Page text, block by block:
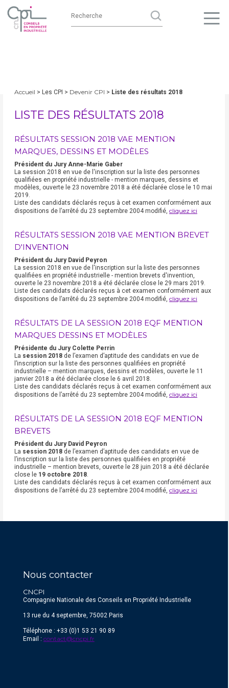
Accueil > Les CPI > Devenir CPI > Liste des résultats 2018
LISTE DES RÉSULTATS 2018
RÉSULTATS SESSION 2018 VAE MENTION
MARQUES, DESSINS ET MODÈLES
Président du Jury Anne-Marie Gaber
La session 2018 en vue de l'inscription sur la liste des personnes
qualifiées en propriété industrielle - mention marques, dessins et
modèles, ouverte le 23 novembre 2018 a été déclarée close le 10 mai
2019.
Liste des candidats déclarés reçus à cet examen conformément aux
dispositions de l’arrêté du 23 septembre 2004 modifié, cliquez ici
RÉSULTATS SESSION 2018 VAE MENTION BREVET
D'INVENTION
Président du Jury David Peyron
La session 2018 en vue de l'inscription sur la liste des personnes
qualifiées en propriété industrielle - mention brevets d'invention,
ouverte le 23 novembre 2018 a été déclarée close le 29 mars 2019.
Liste des candidats déclarés reçus à cet examen conformément aux
dispositions de l’arrêté du 23 septembre 2004 modifié, cliquez ici
RÉSULTATS DE LA SESSION 2018 EQF MENTION
MARQUES DESSINS ET MODÈLES
Présidente du Jury Colette Perrin
La session 2018de l’examen d’aptitude des candidats en vue de
l’inscription sur la liste des personnes qualifiées en propriété
industrielle – mention marques, dessins et modèles, ouverte le 11
janvier 2018 a été déclarée close le 6 avril 2018.
Liste des candidats déclarés reçus à cet examen conformément aux
dispositions de l’arrêté du 23 septembre 2004 modifié, cliquez ici
RÉSULTATS DE LA SESSION 2018 EQF MENTION
BREVETS
Président du Jury David Peyron
La session 2018de l’examen d’aptitude des candidats en vue de
l’inscription sur la liste des personnes qualifiées en propriété
industrielle – mention brevets, ouverte le 28 juin 2018 a été déclarée
close le 19 octobre 2018.
Liste des candidats déclarés reçus à cet examen conformément aux
dispositions de l’arrêté du 23 septembre 2004 modifié, cliquez ici
Nous contacter
CNCPI
Compagnie Nationale des Conseils en Propriété Industrielle
13 rue du 4 septembre, 75002 Paris
Téléphone : +33 (0)1 53 21 90 89
Email : contact@cncpi.fr